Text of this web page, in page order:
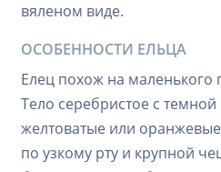
вяленом виде.
ОСОБЕННОСТИ ЕЛЬЦА
Елец похож на маленького
Тело серебристое с
желтоватые или
по узкому рту и крупной